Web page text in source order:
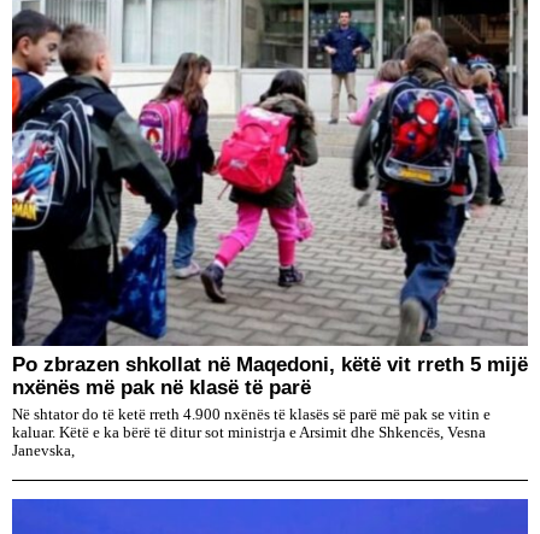
Po zbrazen shkollat në Maqedoni, këtë vit rreth 5 mijë
nxënës më pak në klasë të parë
Në shtator do të ketë rreth 4.900 nxënës të klasës së parë më pak se vitin e
kaluar. Këtë e ka bërë të ditur sot ministrja e Arsimit dhe Shkencës, Vesna
Janevska,